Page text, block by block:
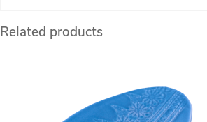
Related products